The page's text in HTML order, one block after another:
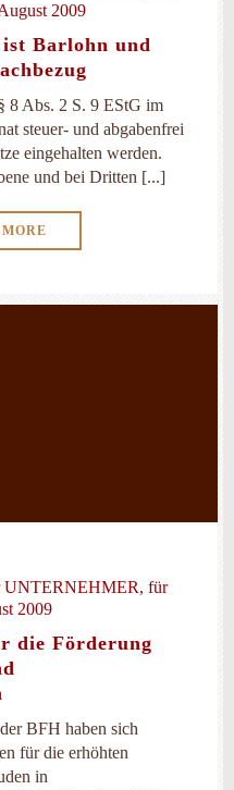
2009
ist Barlohn und
8 Abs. 2 S. 9 EStG im
steuer- und abgabenfrei
eingehalten werden.
und bei Dritten [...]
UNTERNEHMER, für
2009
die Förderung
BFH haben sich
für die erhöhten
in